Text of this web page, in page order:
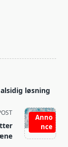
løsning
Anno
nce